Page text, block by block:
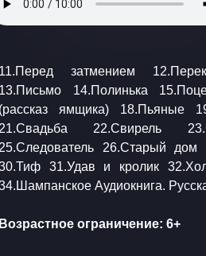
Возрастное ограничение: 6+